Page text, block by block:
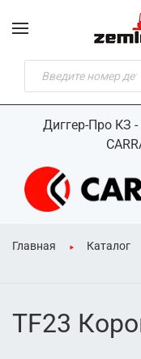
Диггер-Про КЗ
Главная Каталог
TF23